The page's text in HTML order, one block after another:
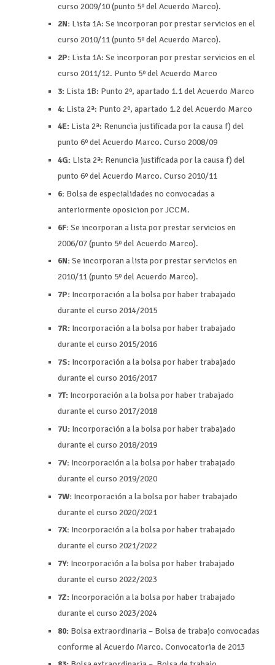
curso 2009/10 (punto 5º del Acuerdo Marco).
2N: Lista 1A: Se incorporan por prestar servicios en el
curso 2010/11 (punto 5º del Acuerdo Marco).
2P: Lista 1A: Se incorporan por prestar servicios en el
curso 2011/12. Punto 5º del Acuerdo Marco
3: Lista 1B: Punto 2º, apartado 1.1 del Acuerdo Marco
4: Lista 2ª: Punto 2º, apartado 1.2 del Acuerdo Marco
4E: Lista 2ª: Renuncia justificada por la causa f) del
punto 6º del Acuerdo Marco. Curso 2008/09
4G: Lista 2ª: Renuncia justificada por la causa f) del
punto 6º del Acuerdo Marco. Curso 2010/11
6: Bolsa de especialidades no convocadas a
anteriormente oposicion por JCCM.
6F: Se incorporan a lista por prestar servicios en
2006/07 (punto 5º del Acuerdo Marco).
6N: Se incorporan a lista por prestar servicios en
2010/11 (punto 5º del Acuerdo Marco).
7P: Incorporación a la bolsa por haber trabajado
durante el curso 2014/2015
7R: Incorporación a la bolsa por haber trabajado
durante el curso 2015/2016
7S: Incorporación a la bolsa por haber trabajado
durante el curso 2016/2017
7T: Incorporación a la bolsa por haber trabajado
durante el curso 2017/2018
7U: Incorporación a la bolsa por haber trabajado
durante el curso 2018/2019
7V: Incorporación a la bolsa por haber trabajado
durante el curso 2019/2020
7W: Incorporación a la bolsa por haber trabajado
durante el curso 2020/2021
7X: Incorporación a la bolsa por haber trabajado
durante el curso 2021/2022
7Y: Incorporación a la bolsa por haber trabajado
durante el curso 2022/2023
7Z: Incorporación a la bolsa por haber trabajado
durante el curso 2023/2024
80: Bolsa extraordinaria – Bolsa de trabajo convocadas
conforme al Acuerdo Marco. Convocatoria de 2013